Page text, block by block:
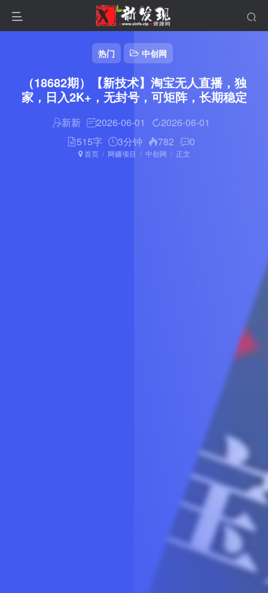
热门 中创网
（18682期）【新技术】淘宝无人直播，独
家，日入2K+，无封号，可矩阵，长期稳定
新新 2026-06-01
2026-06-01
515字
3分钟 782 0
首页 网赚项目 中创网 正文